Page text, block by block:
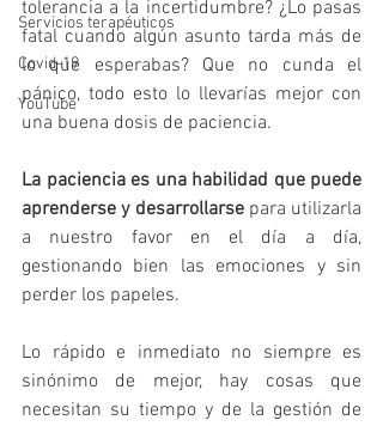
Servicios terapéuticos
Covid-19
YouTube
tolerancia a la incertidumbre? ¿Lo pasas
fatal cuando algún asunto tarda más de
lo que esperabas? Que no cunda el
pánico, todo esto lo llevarías mejor con
una buena dosis de paciencia.
La paciencia es una habilidad que puede
aprenderse y desarrollarse para utilizarla
a nuestro favor en el día a día,
gestionando bien las emociones y sin
perder los papeles.
Lo rápido e inmediato no siempre es
sinónimo de mejor, hay cosas que
necesitan su tiempo y de la gestión de